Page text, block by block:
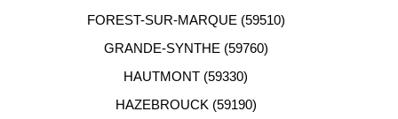
FOREST-SUR-MARQUE (59510)
GRANDE-SYNTHE (59760)
HAUTMONT (59330)
HAZEBROUCK (59190)